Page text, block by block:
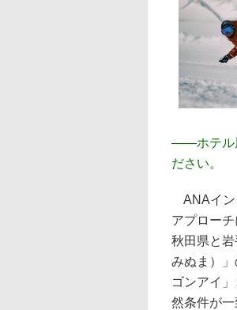
――ホテ
ださい。
ANAイン
アプロー
秋田県と
みぬま）
ゴンアイ
然条件が